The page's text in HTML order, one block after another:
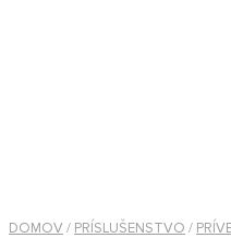
DOMOV / PRÍSLUŠENSTVO /